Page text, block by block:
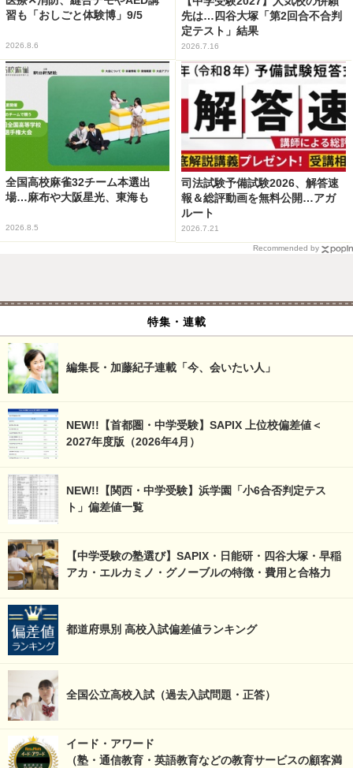
習も「おしごと体験博」9/5
2026.8.6
先は…四谷大塚「第2回合不合判
定テスト」結果
2026.7.16
全国高校麻雀32チーム本選出
場…麻布や大阪星光、東海も
2026.8.5
司法試験予備試験2026、解答速
報＆総評動画を無料公開…アガ
ルート
2026.7.21
Recommended by
特集・連載
編集長・加藤紀子連載「今、会いたい人」
NEW!!【首都圏・中学受験】SAPIX 上位校偏差値＜
2027年度版（2026年4月）
NEW!!【関西・中学受験】浜学園「小6合否判定テス
ト」偏差値一覧
【中学受験の塾選び】SAPIX・日能研・四谷大塚・早稲
アカ・エルカミノ・グノーブルの特徴・費用と合格力
都道府県別 高校入試偏差値ランキング
全国公立高校入試（過去入試問題・正答）
イード・アワード
（塾・通信教育・英語教育などの教育サービスの顧客満